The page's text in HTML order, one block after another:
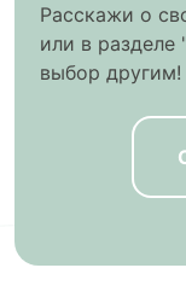
Расскажи о
или в разделе
выбор другим!